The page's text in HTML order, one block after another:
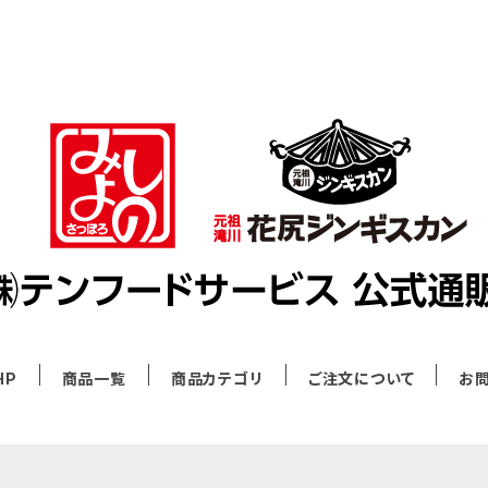
商品一覧 商品カテゴリ ご注文について お